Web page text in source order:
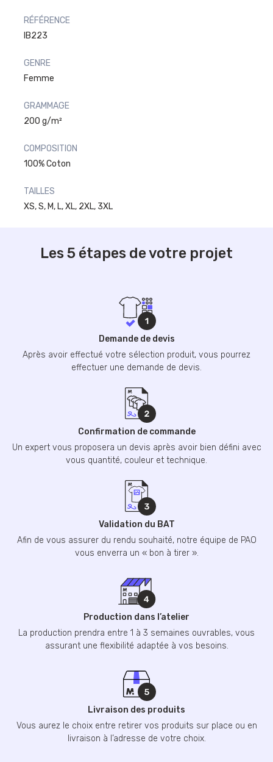
RÉFÉRENCE
IB223
GENRE
Femme
GRAMMAGE
200 g/m²
COMPOSITION
100% Coton
TAILLES
XS, S, M, L, XL, 2XL, 3XL
Les 5 étapes de votre projet
Demande de devis
Après avoir effectué votre sélection produit, vous pourrez
effectuer une demande de devis.
Confirmation de commande
Un expert vous proposera un devis après avoir bien défini avec
vous quantité, couleur et technique.
Validation du BAT
Afin de vous assurer du rendu souhaité, notre équipe de PAO
vous enverra un « bon à tirer ».
Production dans l’atelier
La production prendra entre 1 à 3 semaines ouvrables, vous
assurant une flexibilité adaptée à vos besoins.
Livraison des produits
Vous aurez le choix entre retirer vos produits sur place ou en
livraison à l’adresse de votre choix.